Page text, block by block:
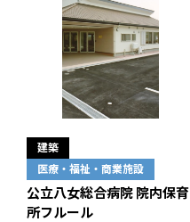
建築
医療・福祉・商業施設
公立八女総合病院 院内保育
所フルール